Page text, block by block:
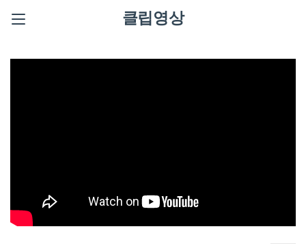
클립영상